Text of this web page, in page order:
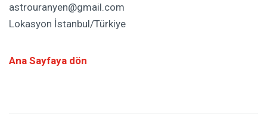
astrouranyen@gmail.com
Lokasyon İstanbul/Türkiye
Ana Sayfaya dön